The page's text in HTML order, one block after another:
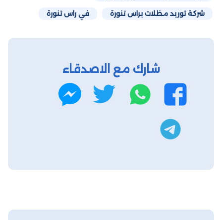
شركة توريد مظلات براس تنورة في راس تنورة
شارك مع الاصدقاء
فيسبوك واتساب تويتر